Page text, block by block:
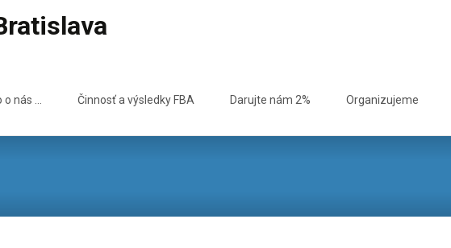
o nás … Činnosť a výsledky FBA Darujte nám 2% Organizujeme